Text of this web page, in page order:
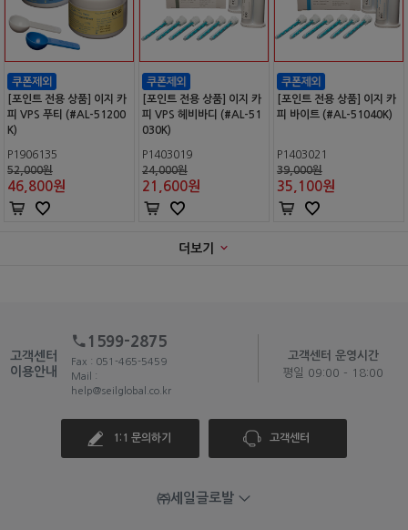
[포인트 전용 상품] 이지 카
피 VPS 푸티 (#AL-51200
K)
P1906135
52,000원
46,800원
[포인트 전용 상품] 이지 카
피 VPS 헤비바디 (#AL-51
030K)
P1403019
24,000원
21,600원
[포인트 전용 상품] 이지 카
피 바이트 (#AL-51040K)
P1403021
39,000원
35,100원
더보기
고객센터
이용안내
1599-2875
Fax : 051-465-5459
Mail :
help@seilglobal.co.kr
고객센터 운영시간
평일 09:00 - 18:00
1:1 문의하기 고객센터
㈜세일글로발